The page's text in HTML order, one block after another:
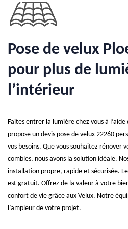
Pose de velux
pour plus de
l’intérieur
Faites entrer la lumière chez vous à
propose un devis pose de velux 22260
vos besoins. Que vous souhaitez rénover
combles, nous avons la solution idéale.
installation propre, rapide et sécurisée.
est gratuit. Offrez de la valeur à votre
confort de vie grâce aux Velux. Notre
l’ampleur de votre projet.